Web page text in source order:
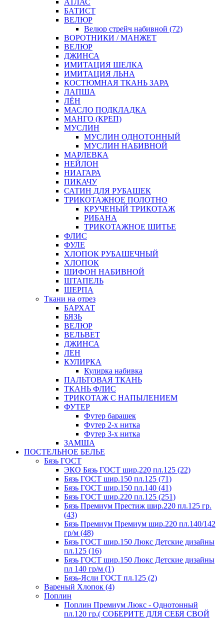
АТЛАС
БАТИСТ
ВЕЛЮР
Велюр стрейч набивной (72)
ВОРОТНИКИ / МАНЖЕТ
ВЕЛЮР
ДЖИНСА
ИМИТАЦИЯ ШЕЛКА
ИМИТАЦИЯ ЛЬНА
КОСТЮМНАЯ ТКАНЬ ЗАРА
ЛАПША
ЛЁН
МАСЛО ПОДКЛАДКА
МАНГО (КРЕП)
МУСЛИН
МУСЛИН ОДНОТОННЫЙ
МУСЛИН НАБИВНОЙ
МАРЛЕВКА
НЕЙЛОН
НИАГАРА
ПИКАЧУ
САТИН ДЛЯ РУБАШЕК
ТРИКОТАЖНОЕ ПОЛОТНО
КРУЧЕНЫЙ ТРИКОТАЖ
РИБАНА
ТРИКОТАЖНОЕ ШИТЬЕ
ФЛИС
ФУЛЕ
ХЛОПОК РУБАШЕЧНЫЙ
ХЛОПОК
ШИФОН НАБИВНОЙ
ШТАПЕЛЬ
ШЕРПА
Ткани на отрез
БАРХАТ
БЯЗЬ
ВЕЛЮР
ВЕЛЬВЕТ
ДЖИНСА
ЛЕН
КУЛИРКА
Кулирка набивка
ПАЛЬТОВАЯ ТКАНЬ
ТКАНЬ ФЛИС
ТРИКОТАЖ С НАПЫЛЕНИЕМ
ФУТЕР
Футер барашек
Футер 2-х нитка
Футер 3-х нитка
ЗАМША
ПОСТЕЛЬНОЕ БЕЛЬЕ
Бязь ГОСТ
ЭКО Бязь ГОСТ шир.220 пл.125 (22)
Бязь ГОСТ шир.150 пл.125 (71)
Бязь ГОСТ шир.150 пл.140 (41)
Бязь ГОСТ шир.220 пл.125 (251)
Бязь Премиум Престиж шир.220 пл.125 гр.
(43)
Бязь Премиум Премиум шир.220 пл.140/142
гр/м (48)
Бязь ГОСТ шир.150 Люкс Детские дизайны
пл.125 (16)
Бязь ГОСТ шир.150 Люкс Детские дизайны
пл 140 гр/м (1)
Бязь-Ясли ГОСТ пл.125 (2)
Вареный Хлопок (4)
Поплин
Поплин Премиум Люкс - Однотонный
пл.120 гр.( СОБЕРИТЕ ДЛЯ СЕБЯ СВОЙ